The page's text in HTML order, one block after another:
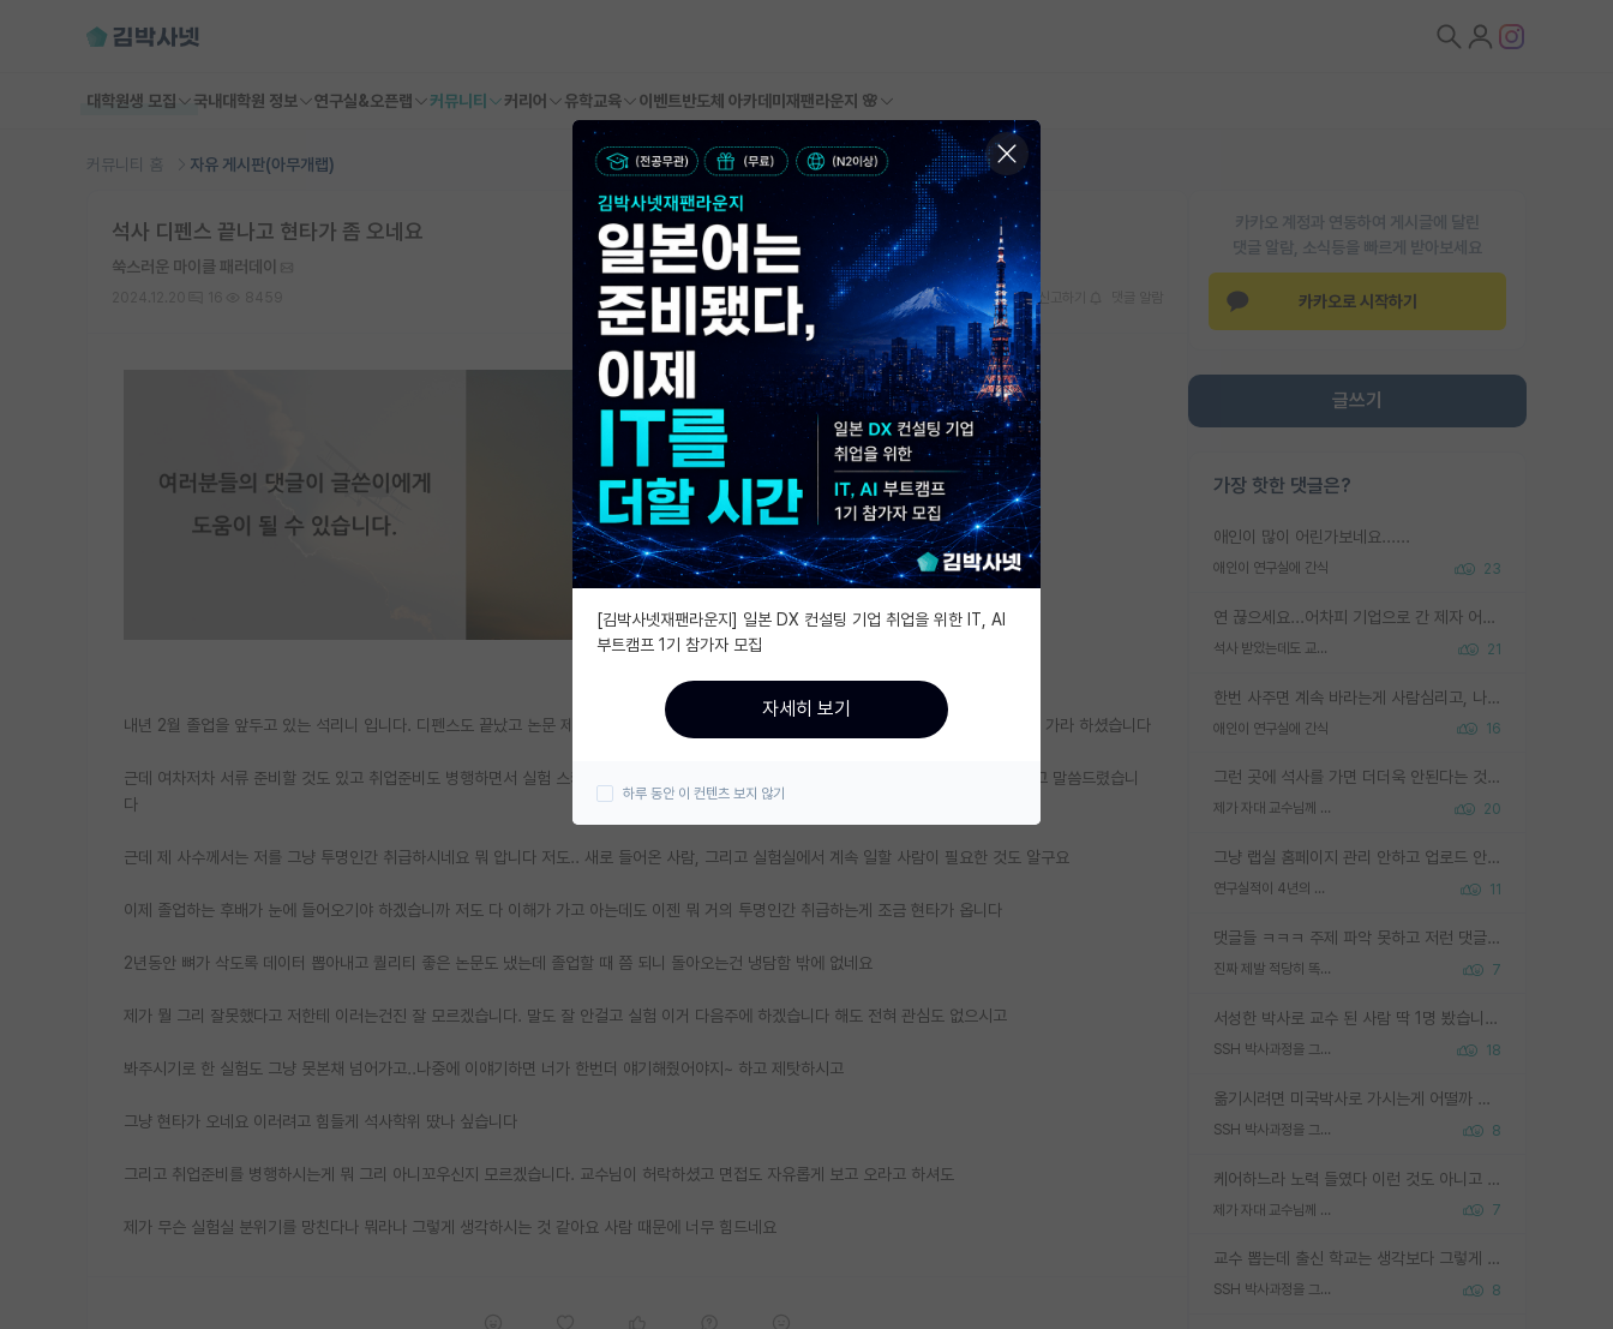
대학원생 모집 국내대학원 정보 연구실&오픈랩 커뮤니티 커리어 유학교육 이벤트반도체 아카데미 재팬라운지 🌸
커뮤니티 홈 자유 게시판(아무개랩)
카카오 계정과 연동하여 게시글에 달린
댓글 알람, 소식등을 빠르게 받아보세요
카카오로 시작하기
글쓰기
가장 핫한 댓글은?
애인이 많이 어린가보네요......
애인이 연구실에 간식 23
연 끊으세요...어차피 기업으로 간 제자 어떻게 못합니다. 기업에서는 교수들 사기꾼으로 보는 시선도 강하고, 앞에서나 교수님하고 떠받들어주지 많이 무시합니다. 영향력도 0에 수렴합니다. 그리고 생각해보십시오. 석사로 기업간 제자가 무슨 힘이 있다고 과제를 달라고 합니까? 말만 교수지 무능력자라고 생각합니다. 세금이 아깝습니다.
석사 받았는데도 교수랑 연락한다. 21
한번 사주면 계속 바라는게 사람심리고, 나중에 안사주면 말이 나옵니다. 그리고 작성자분 커플이 한번 그런 행동을 하면, 선례로 남아 이상하게도 문화로 자리잡을수도 있습니다. 애꿎은 다른 학생들은 생각도 안했는데, 간식을 사가야하는 피해를 볼 수 있습니다. 다 경험에서 우러나온 댓글입니다... 제발 이상한 선례를 만들지 마세요.
애인이 연구실에 간식 16
그런 곳에 석사를 가면 더더욱 안된다는 것을 깨달으시면 된겁니다!
제가 자대 교수님께 무례하게 행동한 걸까요? 20
그냥 랩실 홈페이지 관리 안하고 업로드 안한거 아님?
연구실적이 4년의 공백이 있는거 어떻게 생각하냐 11
댓글들 ㅋㅋㅋ 주제 파악 못하고 저런 댓글들을 쓰네. 조직에 인간이 얼마나 중요한데 걱정될 수도 있지 ㅋㅋ 본인들은 퍽이나 잘하나봐 ? 현실은 남들한테 욕 안 먹는 1인분만 하는 것도 힘들텐데 ?
진짜 제발 적당히 똑똑한 박사과정이라도 위에 있었으면.. 7
서성한 박사로 교수 된 사람 딱 1명 봤습니다. 근데 지방대 박사로 교수된 거는 기적이 일어나야되요. 서성한 학부부터여도 빡센게 교수임용일텐데 지방대박사로 무슨 교수가 되나요...... 중소기업/중견기업 팀장급/연구소장급이나 될거 같네요.
SSH 박사과정을 그만두고 지방대 박사로 옮기면 교수의 꿈은 끝일까요? 18
옮기시려면 미국박사로 가시는게 어떨까 싶네요. 교수가 꿈이면 미국박사 하고 미국교수 까지 같이 노리시는게 기회가 많지 않을까요?
SSH 박사과정을 그만두고 지방대 박사로 옮기면 교수의 꿈은 끝일까요? 8
케어하느라 노력 들였다 이런 것도 아니고 뭔 기술을 들고 튀어요... 학부생한테 알려준 걸 '기술 들고 튄다' 정도로 표현할 정도의 집단이면 얼마나 그 연구의 깊이가 얕은건가요?
제가 자대 교수님께 무례하게 행동한 걸까요? 7
교수 뽑는데 출신 학교는 생각보다 그렇게 안 봄. 앞으로는 더 안 보게 될거임. 박사는 어디서 진행해도 됨. 단, 제대로 쌓고 좋은 실적 만들 수 있다면. 그런데 지방대는 그럴 가능성이 지극히 낮음. 나만 열심히 잘 하면 된다? 인간은 주변 환경에 지배되는 나약한 존재임. 주변의 지방대 대학원생과 섞이고 지방 특유의 여유로움 또는 나쁘게 얘기해서 나태함에 젖어 살다보면 교수의 꿈 자체를 잊어버리게 될 가능성도 있음. 주변 환경이 70~80%임.
SSH 박사과정을 그만두고 지방대 박사로 옮기면 교수의 꿈은 끝일까요? 8
석사 디펜스 끝나고 현타가 좀 오네요
쑥스러운 마이클 패러데이
스크랩 신고하기
내년 2월 졸업을 앞두고 있는 석리니 입니다. 디펜스도 끝났고 논문 제출도 다 끝나서 남은 기간동안 교수님께서 해보고 싶은 실험은 다 해보고 가라 하셨습니다
근데 여차저차 서류 준비할 것도 있고 취업준비도 병행하면서 실험 스케줄을 빼기엔 조금 무리가 있어서 1월 한달간 본격적으로 진행해보겠다고 말씀드렸습니
다
근데 제 사수께서는 저를 그냥 투명인간 취급하시네요 뭐 압니다 저도.. 새로 들어온 사람, 그리고 실험실에서 계속 일할 사람이 필요한 것도 알구요
이제 졸업하는 후배가 눈에 들어오기야 하겠습니까 저도 다 이해가 가고 아는데도 이젠 뭐 거의 투명인간 취급하는게 조금 현타가 옵니다
2년동안 뼈가 삭도록 데이터 뽑아내고 퀄리티 좋은 논문도 냈는데 졸업할 때 쯤 되니 돌아오는건 냉담함 밖에 없네요
제가 뭘 그리 잘못했다고 저한테 이러는건진 잘 모르겠습니다. 말도 잘 안걸고 실험 이거 다음주에 하겠습니다 해도 전혀 관심도 없으시고
봐주시기로 한 실험도 그냥 못본채 넘어가고..나중에 이얘기하면 너가 한번더 얘기해줬어야지~ 하고 제탓하시고
그냥 현타가 오네요 이러려고 힘들게 석사학위 땄나 싶습니다
그리고 취업준비를 병행하시는게 뭐 그리 아니꼬우신지 모르겠습니다. 교수님이 허락하셨고 면접도 자유롭게 보고 오라고 하셔도
제가 무슨 실험실 분위기를 망친다나 뭐라나 그렇게 생각하시는 것 같아요 사람 때문에 너무 힘드네요
[김박사넷재팬라운지] 일본 DX 컨설팅 기업 취업을 위한 IT, AI
부트캠프 1기 참가자 모집
자세히 보기
하루 동안 이 컨텐츠 보지 않기